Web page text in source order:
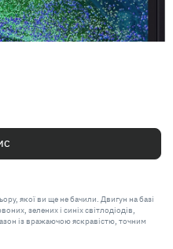
якої ви ще не бачили. Двигун на базі
зелених і синіх світлодіодів,
із вражаючою яскравістю, точним